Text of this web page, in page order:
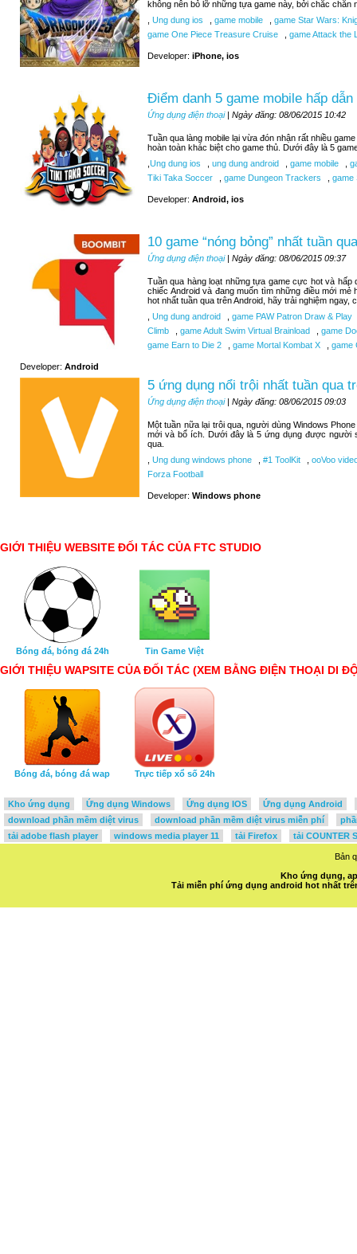
không nên bỏ lỡ những tựa game này, bởi chắc chắn
Ung dung ios game mobile
game Star Wars:
game One Piece Treasure Cruise
game Attack the
Developer: iPhone, ios
Điểm danh 5 game mobile hấp
Ứng dụng điện thoại| Ngày đăng: 08/06/2015 10:42
Tuần qua làng mobile lại vừa đón nhận rất nhiều
hoàn toàn khác biệt cho game thủ. Dưới đây là 5
Ung dung ios ung dung android game mobile
Tiki Taka Soccer
game Dungeon Trackers game
Developer: Android, ios
10 game “nóng bỏng” nhất tuần
Ứng dụng điện thoại| Ngày đăng: 08/06/2015 09:37
Tuần qua hàng loạt những tựa game cực hot và hấp
chiếc Android và đang muốn tìm những điều mới
hot nhất tuần qua trên Android, hãy trải nghiệm ngay,
Ung dung android
game PAW Patron Draw & Play
Climb
game Adult Swim Virtual Brainload
game
game Earn to Die 2
game Mortal Kombat X game
Developer: Android
5 ứng dụng nổi trội nhất tuần qua
Ứng dụng điện thoại| Ngày đăng: 08/06/2015 09:03
Một tuần nữa lại trôi qua, người dùng Windows
mới và bổ ích. Dưới đây là 5 ứng dụng được người
qua.
Ung dung windows phone #1 ToolKit
ooVoo
Forza Football
Developer: Windows phone
GIỚI THIỆU WEBSITE ĐỐI TÁC CỦA FTC STUDIO
Bóng đá, bóng đá 24h Tin Game Việt
GIỚI THIỆU WAPSITE CỦA ĐỐI TÁC (XEM BẰNG ĐIỆN THOẠI DI
Bóng đá, bóng đá wap Trực tiếp xổ số 24h
Kho ứng dụng Ứng dụng Windows Ứng dụng IOS
Ứng dụng Android
download phần mềm diệt virus
download phần mềm diệt virus miễn phí
tải adobe flash player
windows media player 11 tải Firefox tải COUNTER
Bản
Kho ứng dụng,
Tải miễn phí ứng dụng android hot nhất